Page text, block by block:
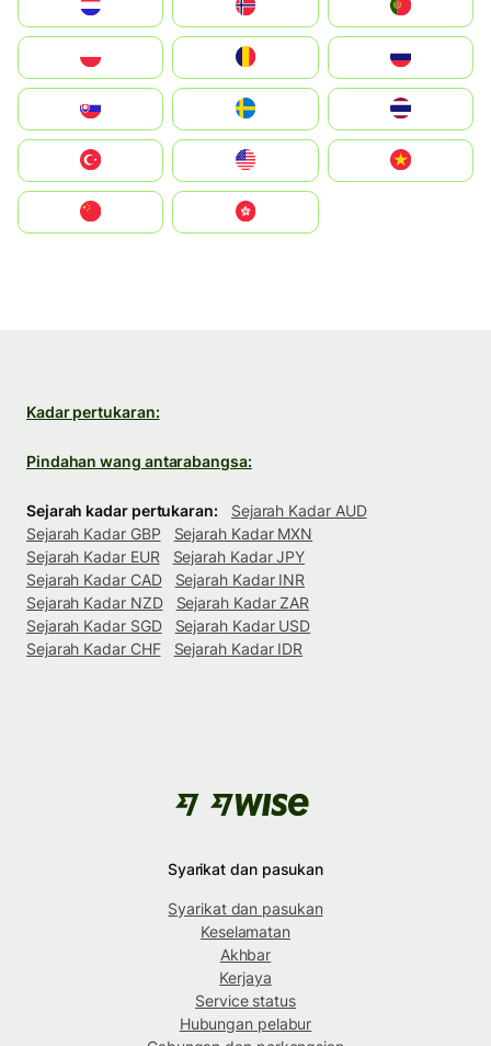
United States
中國香港特別行政區
Kadar pertukaran:
Pindahan wang antarabangsa:
Sejarah kadar pertukaran:
Sejarah Kadar AUD
Sejarah Kadar GBP
Sejarah Kadar MXN
Sejarah Kadar EUR
Sejarah Kadar JPY
Sejarah Kadar CAD
Sejarah Kadar INR
Sejarah Kadar NZD
Sejarah Kadar ZAR
Sejarah Kadar SGD
Sejarah Kadar USD
Sejarah Kadar CHF
Sejarah Kadar IDR
Syarikat dan pasukan
Syarikat dan pasukan
Keselamatan
Akhbar
Kerjaya
Service status
Hubungan pelabur